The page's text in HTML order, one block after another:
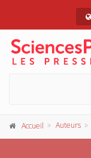
Accueil Auteurs